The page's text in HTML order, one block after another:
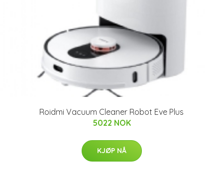
Roidmi Vacuum Cleaner Robot Eve Plus
5022 NOK
KJØP NÅ